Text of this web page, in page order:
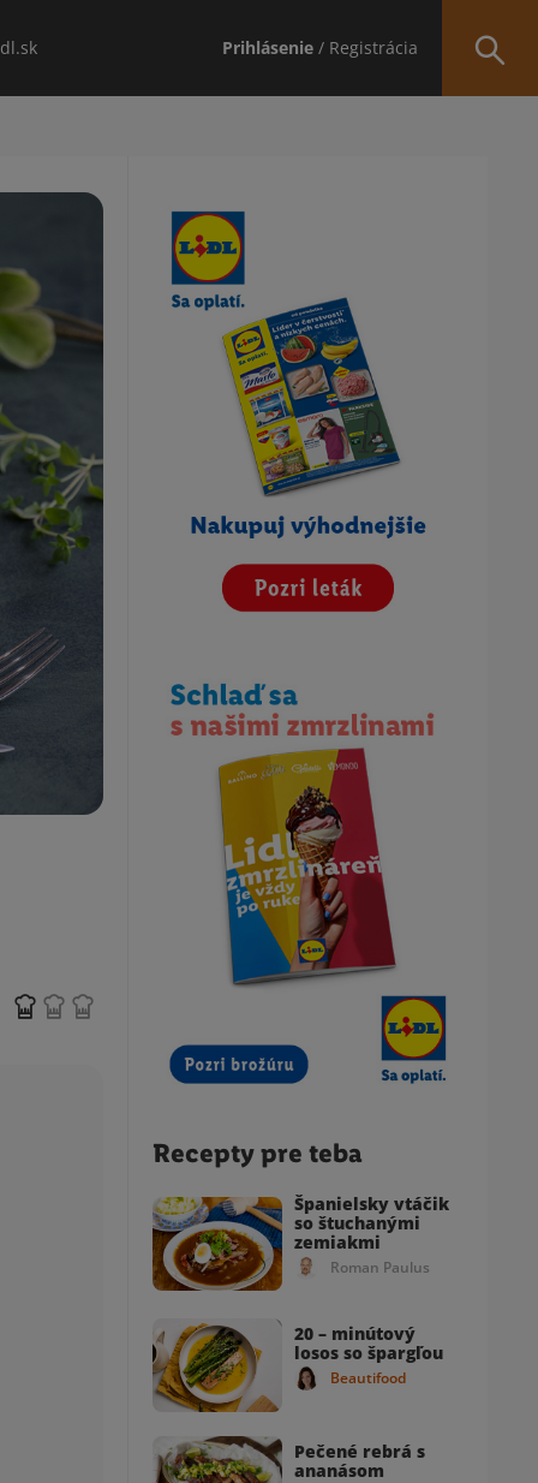
Prihlásenie / Registrácia
Obsah bočného panela
Recepty pre teba
Španielsky vtáčik
so štuchanými
zemiakmi
Roman Paulus
20 – minútový
losos so špargľou
Beautifood
Pečené rebrá s
ananásom